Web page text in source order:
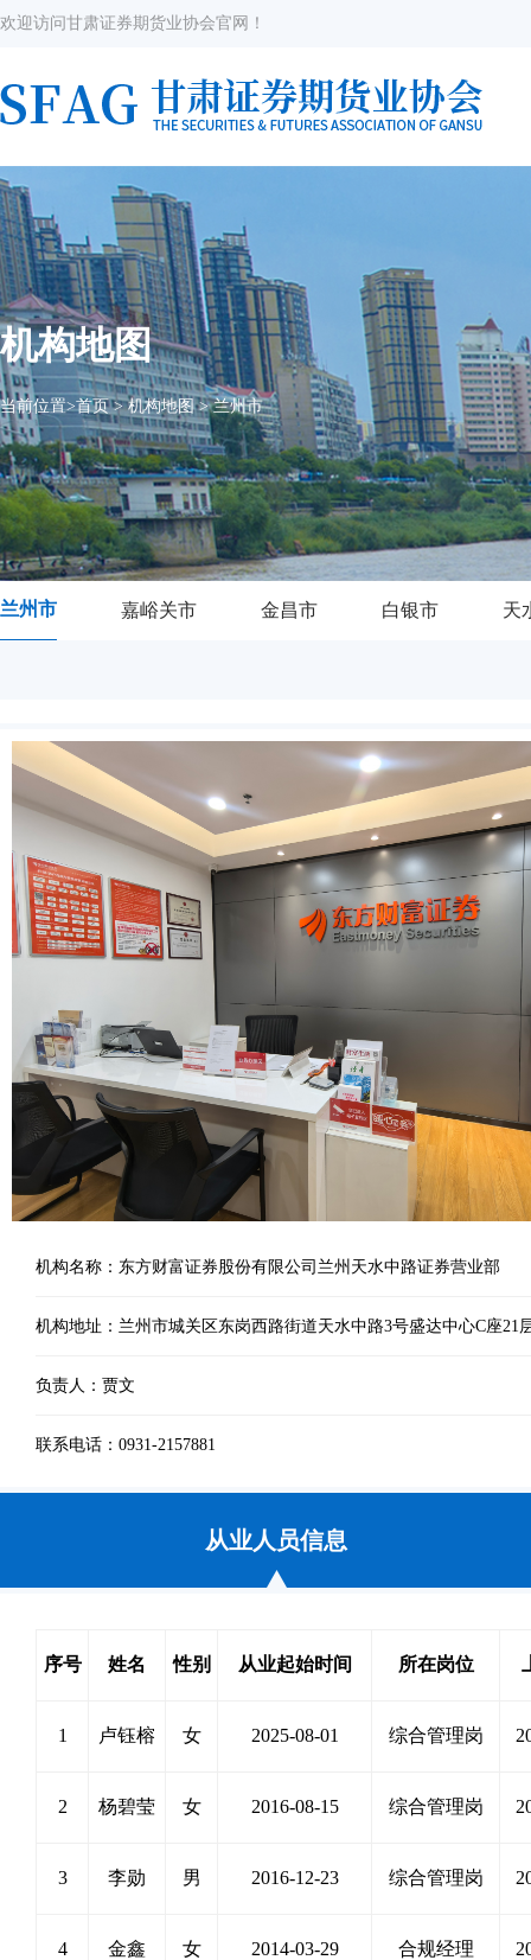
欢迎访问甘肃证券期货业协会官网！
机构地图
当前位置>首页>机构地图>兰州市
兰州市 嘉峪关市 金昌市 白银市 天
机构名称：东方财富证券股份有限公司兰州天水中路证券营业部
机构地址：兰州市城关区东岗西路街道天水中路3号盛达中心C座21
负责人：贾文
联系电话：0931-2157881
从业人员信息
序号 姓名 性别 从业起始时间 所在岗位
1 卢钰榕 女 2025-08-01 综合管理岗
2 杨碧莹 女 2016-08-15 综合管理岗
3 李勋 男 2016-12-23 综合管理岗
4 金鑫 女 2014-03-29 合规经理